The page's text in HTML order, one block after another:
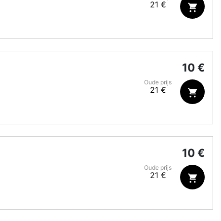
21 €
Oude prijs
21 €
10 €
Oude prijs
21 €
10 €